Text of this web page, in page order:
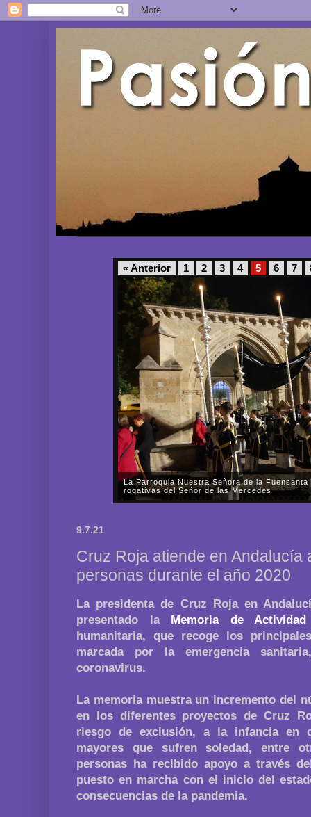
« Anterior 1 2 3 4 5 6 7
La Parroquia Nuestra Señora de la
rogativas del Señor de las Mercedes
9.7.21
Cruz Roja atiende en Andalucía
personas durante el año 2020
La presidenta de Cruz Roja en
presentado la Memoria de Actividad
humanitaria, que recoge los
marcada por la emergencia
coronavirus.
La memoria muestra un incremento del
en los diferentes proyectos de Cruz
riesgo de exclusión, a la infancia en
mayores que sufren soledad, entre
personas ha recibido apoyo a través
puesto en marcha con el inicio del
consecuencias de la pandemia.